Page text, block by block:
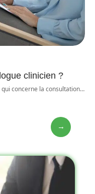
clinicien ?
concerne la consultation…